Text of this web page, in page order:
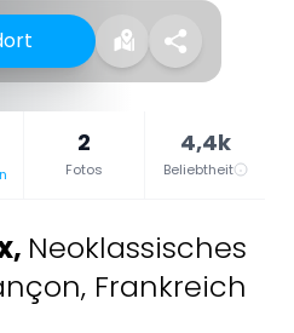
2
Fotos
4,4k
Beliebtheit
, Neoklassisches
Frankreich